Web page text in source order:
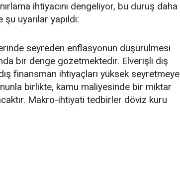
ihtiyacını dengeliyor, bu duruş daha
uyarılar yapıldı:
seyreden enflasyonun düşürülmesi
bir denge gözetmektedir. Elverişli dış
finansman ihtiyaçları yüksek seyretmeye
birlikte, kamu maliyesinde bir miktar
Makro-ihtiyati tedbirler döviz kuru